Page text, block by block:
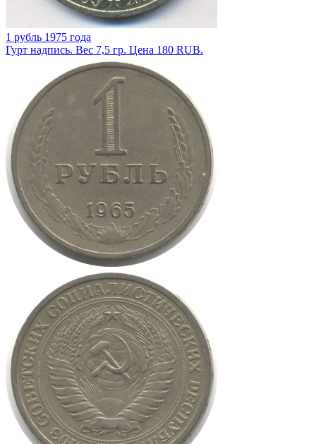
1 рубль 1975 года
Гурт надпись. Вес 7,5 гр. Цена 180 RUB.